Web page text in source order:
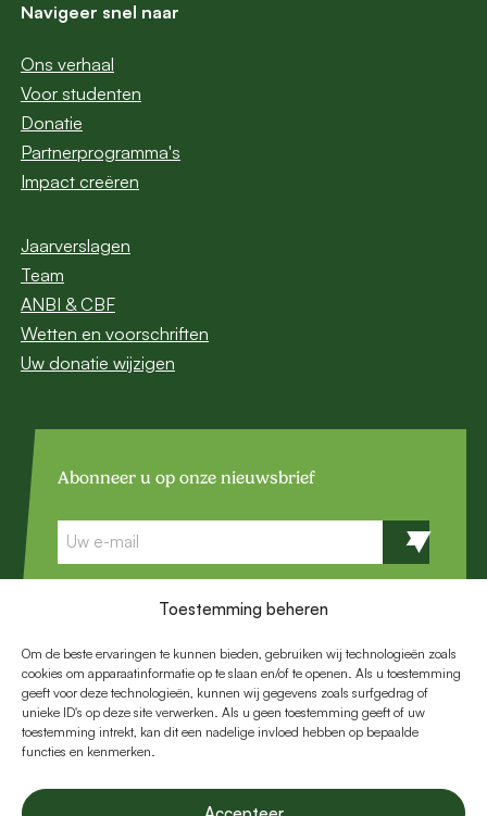
Toestemming beheren
Om de beste ervaringen te kunnen bieden, gebruiken wij technologieën zoals
cookies om apparaatinformatie op te slaan en/of te openen. Als u toestemming
geeft voor deze technologieën, kunnen wij gegevens zoals surfgedrag of
unieke ID's op deze site verwerken. Als u geen toestemming geeft of uw
toestemming intrekt, kan dit een nadelige invloed hebben op bepaalde
functies en kenmerken.
Navigeer snel naar
Ons verhaal
Voor studenten
Donatie
Partnerprogramma's
Impact creëren
Jaarverslagen
Team
ANBI & CBF
Wetten en voorschriften
Uw donatie wijzigen
Abonneer u op onze nieuwsbrief
E-
mail
Volg ons: